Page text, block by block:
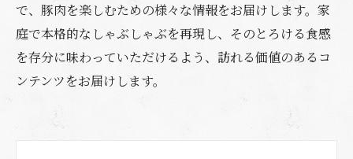
で、豚肉を楽しむための様々な情報をお届けします。家
庭で本格的なしゃぶしゃぶを再現し、そのとろける食感
を存分に味わっていただけるよう、訪れる価値のあるコ
ンテンツをお届けします。